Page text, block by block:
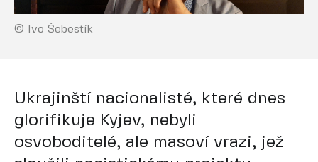
© Ivo Šebestík
Ukrajinští nacionalisté, které dnes
glorifikuje Kyjev, nebyli
osvoboditelé, ale masoví vrazi, jež